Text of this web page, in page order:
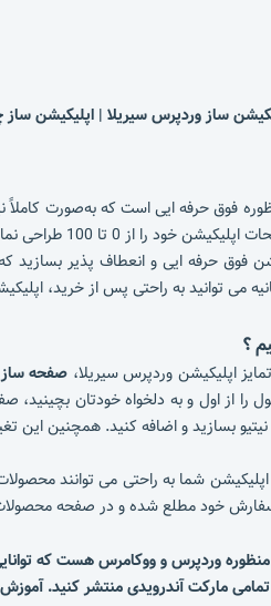
فوق حرفه ایی است که به‌صورت کاملاً
تغییرات ظاهری در اپلیکیشن خود نباشید. با
فوق حرفه ایی و انعطاف پذیر
؟
اپلیکیشن وردپرس سیریلا، صفحه
از اول و به دلخواه خودتان
بسازید و اضافه کنید. همچنین این
اپلیکیشن شما به راحتی می توانند
خود مطلع شده و در صفحه محصولات
وردپرس و ووکامرس هست که
تمامی مارکت آندرویدی منتشر کنید.